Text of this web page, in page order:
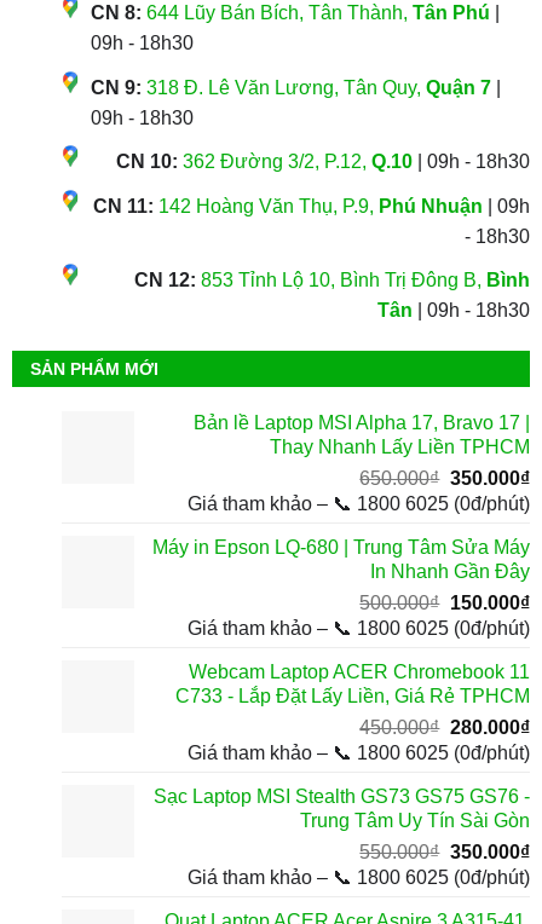
CN 8: 644 Lũy Bán Bích, Tân Thành, Tân Phú
09h - 18h30
CN 9: 318 Đ. Lê Văn Lương, Tân Quy, Quận 7|
09h - 18h30
CN 10: 362 Đường 3/2, P.12,Q.10 | 09h - 18h30
CN 11: 142 Hoàng Văn Thụ, P.9, Phú Nhuận | 09h
- 18h30
CN 12: 853 Tỉnh Lộ 10, Bình Trị Đông B, Bình
Tân | 09h - 18h30
SẢN PHẨM MỚI
Bản lề Laptop MSI Alpha 17, Bravo 17 |
Thay Nhanh Lấy Liền TPHCM
650.000₫ Giá
gốc
650.000₫.
350.000₫
Giá tham khảo – 📞 1800 6025 (0đ/phút)
Máy in Epson LQ-680 | Trung Tâm Sửa Máy
In Nhanh Gần Đây
500.000₫ Giá
gốc
500.000₫.
150.000₫
Giá tham khảo – 📞 1800 6025 (0đ/phút)
Webcam Laptop ACER Chromebook 11
C733 - Lắp Đặt Lấy Liền, Giá Rẻ TPHCM
450.000₫ Giá
gốc
450.000₫.
280.000₫
Giá tham khảo – 📞 1800 6025 (0đ/phút)
Sạc Laptop MSI Stealth GS73 GS75 GS76 -
Trung Tâm Uy Tín Sài Gòn
550.000₫ Giá
gốc
350.000₫
Giá tham khảo – 📞 1800 6025 (0đ/phút)